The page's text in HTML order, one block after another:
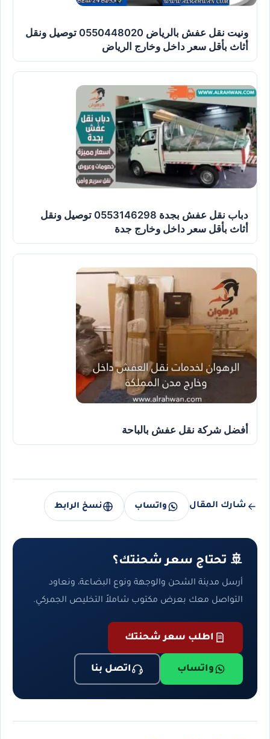
ونيت نقل عفش بالرياض 0550448020 توصيل ونقل
أثاث بأقل سعر داخل وخارج الرياض
دباب نقل عفش بجدة 0553146298 توصيل ونقل
أثاث بأقل سعر داخل وخارج جدة
أفضل شركة نقل عفش بالباحة
شارك المقال واتساب نسخ الرابط
🚢 تحتاج سعر شحنتك؟
أرسل مدينة الشحن والوجهة ونوع البضاعة، ونعاود
التواصل معك بعرض مكتوب شاملاً التخليص الجمركي.
اطلب سعر شحنتك
واتساب اتصل بنا